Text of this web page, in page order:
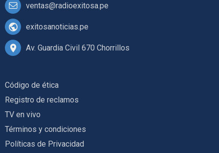
ventas@radioexitosa.pe
exitosanoticias.pe
Av. Guardia Civil 670 Chorrillos
Código de ética
Registro de reclamos
TV en vivo
Términos y condiciones
Políticas de Privacidad